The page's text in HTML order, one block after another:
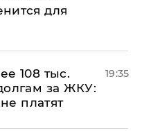
для
108 тыс.
за ЖКУ:
платят
19:35